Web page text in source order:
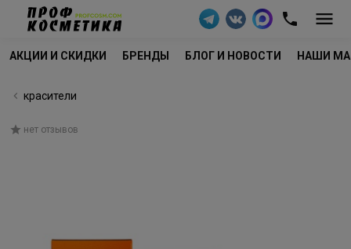
АКЦИИ И СКИДКИ БРЕНДЫ БЛОГ И НОВОСТИ НАШИ
красители
нет отзывов